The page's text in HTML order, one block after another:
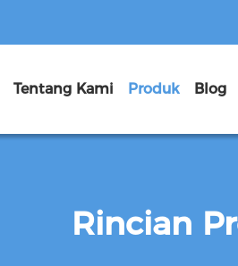
Tentang Kami Produk Blog
Rincian